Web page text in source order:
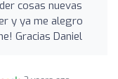
cosas nuevas
y ya me alegro
Gracias Daniel